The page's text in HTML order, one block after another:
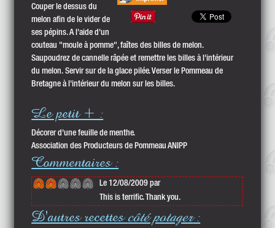
Couper le dessus du
melon afin de le vider de
ses pépins. A l'aide d'un
couteau "moule à pomme", faîtes des billes de melon.
Saupoudrez de cannelle râpée et remettre les billes à l'intérieur
du melon. Servir sur de la glace pilée. Verser le Pommeau de
Bretagne à l'intérieur du melon sur les billes.
Le petit + :
Décorer d'une feuille de menthe.
Association des Producteurs de Pommeau ANIPP
Commentaires :
Le 12/08/2009 par
This is terrific. Thank you.
D'autres recettescôté potager: